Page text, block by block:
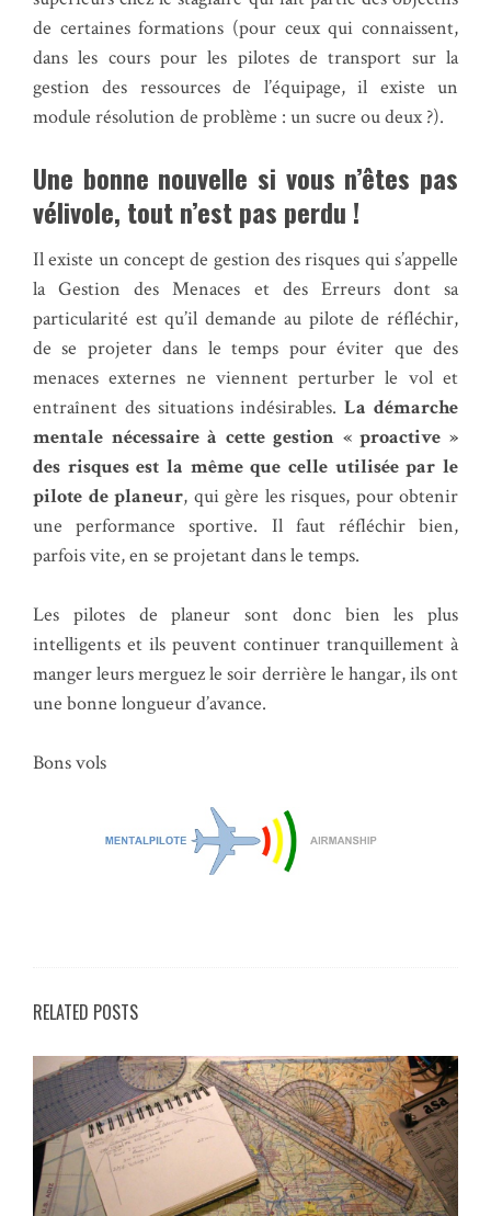
de certaines formations (pour ceux qui connaissent,
dans les cours pour les pilotes de transport sur la
gestion des ressources de l’équipage, il existe un
module résolution de problème : un sucre ou deux ?).
Une bonne nouvelle si vous n’êtes pas
vélivole, tout n’est pas perdu !
Il existe un concept de gestion des risques qui s’appelle
la Gestion des Menaces et des Erreurs dont sa
particularité est qu’il demande au pilote de réfléchir,
de se projeter dans le temps pour éviter que des
menaces externes ne viennent perturber le vol et
entraînent des situations indésirables.La démarche
mentale nécessaire à cette gestion « proactive »
des risques est la même que celle utilisée par le
pilote de planeur, qui gère les risques, pour obtenir
une performance sportive. Il faut réfléchir bien,
parfois vite, en se projetant dans le temps.
Les pilotes de planeur sont donc bien les plus
intelligents et ils peuvent continuer tranquillement à
manger leurs merguez le soir derrière le hangar, ils ont
une bonne longueur d’avance.
Bons vols
RELATED POSTS